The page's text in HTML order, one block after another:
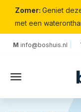
Zomer: Geniet
met een
M info@boshuis.nl